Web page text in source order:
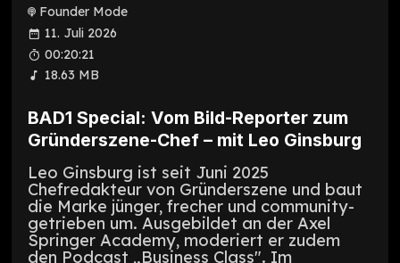
Founder Mode
11. Juli 2026
00:20:21
18.63 MB
BAD1 Special: Vom Bild-Reporter zum
Gründerszene-Chef – mit Leo Ginsburg
Leo Ginsburg ist seit Juni 2025
Chefredakteur von Gründerszene und baut
die Marke jünger, frecher und community-
getrieben um. Ausgebildet an der Axel
Springer Academy, moderiert er zudem
den Podcast „Business Class". Im